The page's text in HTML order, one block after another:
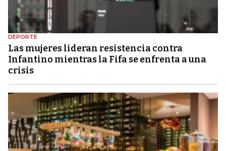
DEPORTE
Las mujeres lideran resistencia contra
Infantino mientras la Fifa se enfrenta a una
crisis